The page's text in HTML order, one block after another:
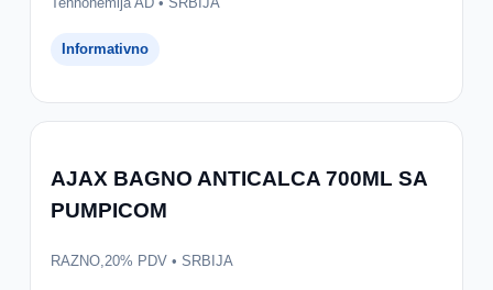
Informativno
AJAX BAGNO ANTICALCA 700ML SA
PUMPICOM
RAZNO,20% PDV • SRBIJA